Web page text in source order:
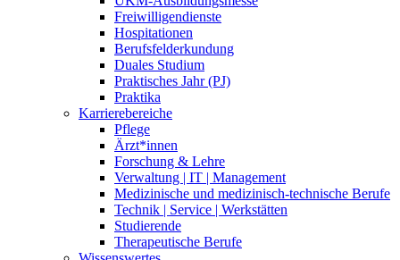
Freiwilligendienste
Hospitationen
Berufsfelderkundung
Duales Studium
Praktisches Jahr (PJ)
Praktika
Karrierebereiche
Pflege
Ärzt*innen
Forschung & Lehre
Verwaltung | IT | Management
Medizinische und medizinisch-technische Berufe
Technik | Service | Werkstätten
Studierende
Therapeutische Berufe